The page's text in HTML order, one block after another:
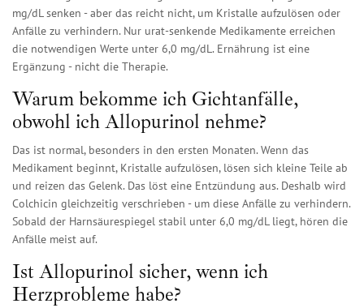
mg/dL senken - aber das reicht nicht, um Kristalle aufzulösen oder
Anfälle zu verhindern. Nur urat-senkende Medikamente erreichen
die notwendigen Werte unter 6,0 mg/dL. Ernährung ist eine
Ergänzung - nicht die Therapie.
Warum bekomme ich Gichtanfälle,
obwohl ich Allopurinol nehme?
Das ist normal, besonders in den ersten Monaten. Wenn das
Medikament beginnt, Kristalle aufzulösen, lösen sich kleine Teile ab
und reizen das Gelenk. Das löst eine Entzündung aus. Deshalb wird
Colchicin gleichzeitig verschrieben - um diese Anfälle zu verhindern.
Sobald der Harnsäurespiegel stabil unter 6,0 mg/dL liegt, hören die
Anfälle meist auf.
Ist Allopurinol sicher, wenn ich
Herzprobleme habe?